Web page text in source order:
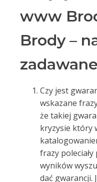
www
Brody –
Czy jest
wskazane
że takiej
kryzysie który
frazy
wyników
dać gwarancji.